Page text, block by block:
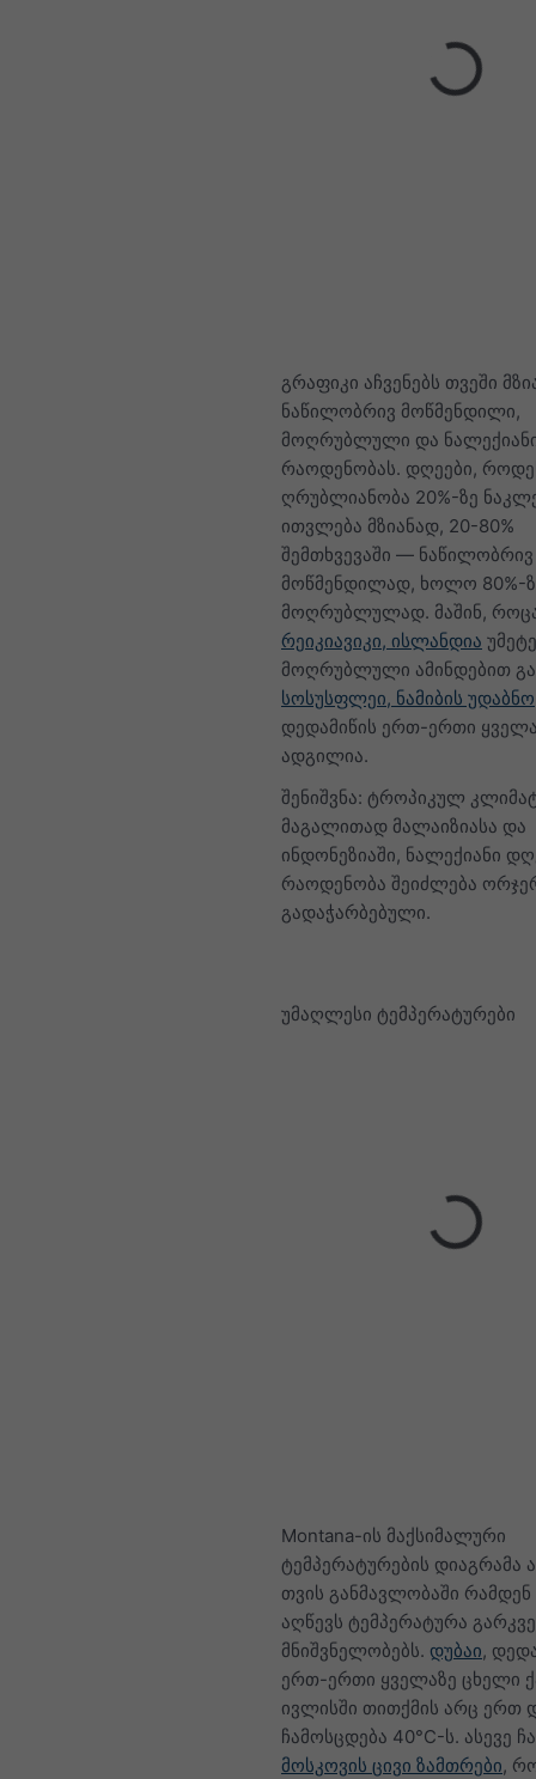
გრაფიკი აჩვენებს თვეში
ნაწილობრივ მოწმენდილი,
მოღრუბლული და
რაოდენობას. დღეები,
ღრუბლიანობა 20%-ზე
ითვლება მზიანად, 20-80%
შემთხვევაში — ნაწილობრივ
მოწმენდილად, ხოლო 80%-
მოღრუბლულად. მაშინ,
რეიკიავიკი, ისლანდია
მოღრუბლული ამინდებით
სოსუსფლეი, ნამიბის უდაბნო
დედამიწის ერთ-ერთი
ადგილია.
შენიშვნა: ტროპიკულ
მაგალითად მალაიზიასა და
ინდონეზიაში, ნალექიანი
რაოდენობა შეიძლება
გადაჭარბებული.
უმაღლესი ტემპერატურები
Montana-ის მაქსიმალური
ტემპერატურების დიაგრამა
თვის განმავლობაში
აღწევს ტემპერატურა
მნიშვნელობებს. დუბაი,
ერთ-ერთი ყველაზე ცხელი
ივლისში თითქმის არც ერთ
ჩამოსცდება 40°C-ს. ასევე
მოსკოვის ცივი ზამთრები,